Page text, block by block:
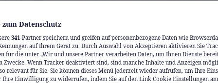
Datenschutz
341-Partner speichern und greifen auf personenbezogene Daten wie
auf Ihrem Gerät zu. Durch Auswahl von Akzeptieren aktivieren Sie
für die unter „Wir und unsere Partner verarbeiten Daten, um Ihnen Dienste
Zwecke. Wenn Tracker deaktiviert sind, sind manche Inhalte und Anzeigen
relevant für Sie. Sie können dieses Menü jederzeit wieder aufrufen, um Ihre
Ihre Einwilligung zu widerrufen, indem Sie auf den Link Cookie Einstellungen